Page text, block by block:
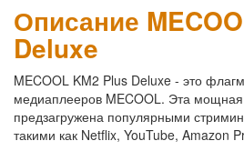
Описание
Deluxe
MECOOL KM2 Plus Deluxe - это
медиаплееров MECOOL. Эта
предзагружена популярными
такими как Netflix, YouTube, Amazon